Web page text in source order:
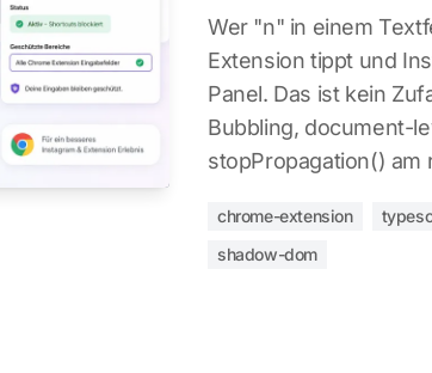
Wer "n" in einem
Extension tippt und
Panel. Das ist kein
Bubbling, document-
stopPropagation() am
chrome-extension
shadow-dom